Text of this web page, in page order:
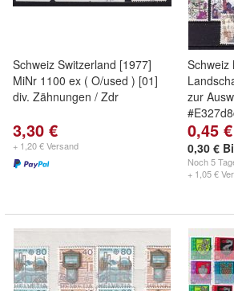
Schweiz Switzerland [1977]
MiNr 1100 ex ( O/used ) [01]
div. Zähnungen / Zdr
3,30 €
+ 1,20 € Versand
Schweiz
zur
0,45 €
0,30 €
Noch5
+ 1,05 €